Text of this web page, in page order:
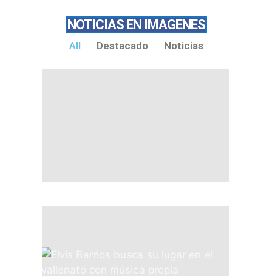
NOTICIAS EN IMAGENES
All Destacado Noticias